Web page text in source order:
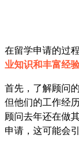
在留学申请的过
业知识和丰富经
首先，了解顾问
但他们的工作经
顾问去年还在做
申请，这可能会